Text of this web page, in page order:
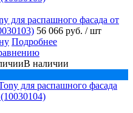
для распашного фасада от
56 066 руб. / шт
Подробнее
В наличии